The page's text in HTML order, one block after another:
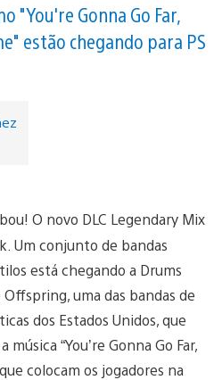
"You're Gonna Go Far,
estão chegando para PS
O novo DLC Legendary Mix
Um conjunto de bandas
está chegando a Drums
uma das bandas de
dos Estados Unidos, que
“You’re Gonna Go Far,
colocam os jogadores na